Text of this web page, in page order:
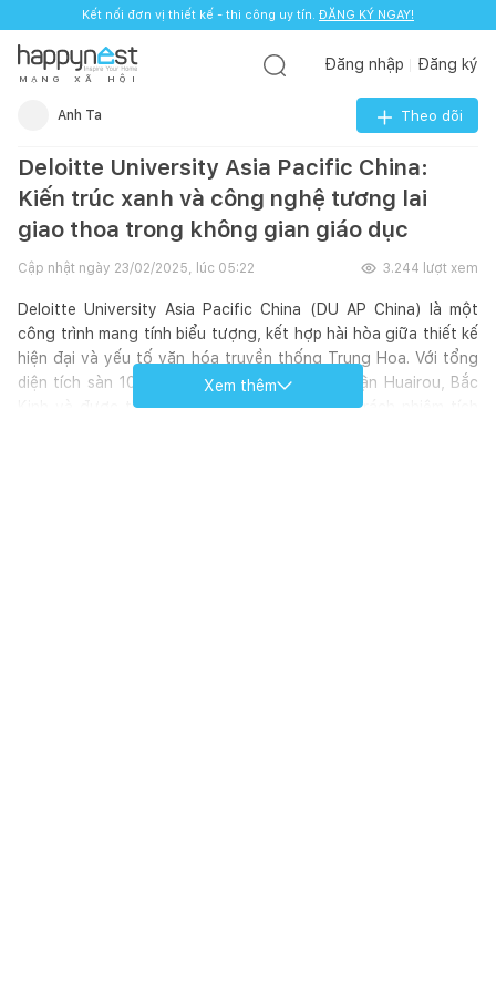
Kết nối đơn vị thiết kế - thi công uy tín. ĐĂNG KÝ NGAY!
M Ạ N G X Ã H Ộ I
Đăng nhập Đăng ký
Anh Ta Theo dõi
Deloitte University Asia Pacific China:
Kiến trúc xanh và công nghệ tương lai
giao thoa trong không gian giáo dục
Cập nhật ngày 23/02/2025, lúc 05:22 3.244 lượt xem
Deloitte University Asia Pacific China (DU AP China) là một
công trình mang tính biểu tượng, kết hợp hài hòa giữa thiết kế
hiện đại và yếu tố văn hóa truyền thống Trung Hoa. Với tổng
diện tích sàn 10.000m², tòa nhà tọa lạc tại quận Huairou, Bắc
Kinh và được thiết kế bởi aoe – đơn vị chịu trách nhiệm tích
Xem thêm